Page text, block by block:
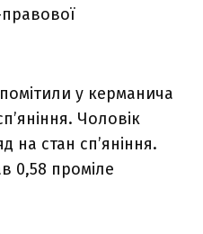
у керманича
Чоловік
на стан сп’яніння.
0,58 проміле